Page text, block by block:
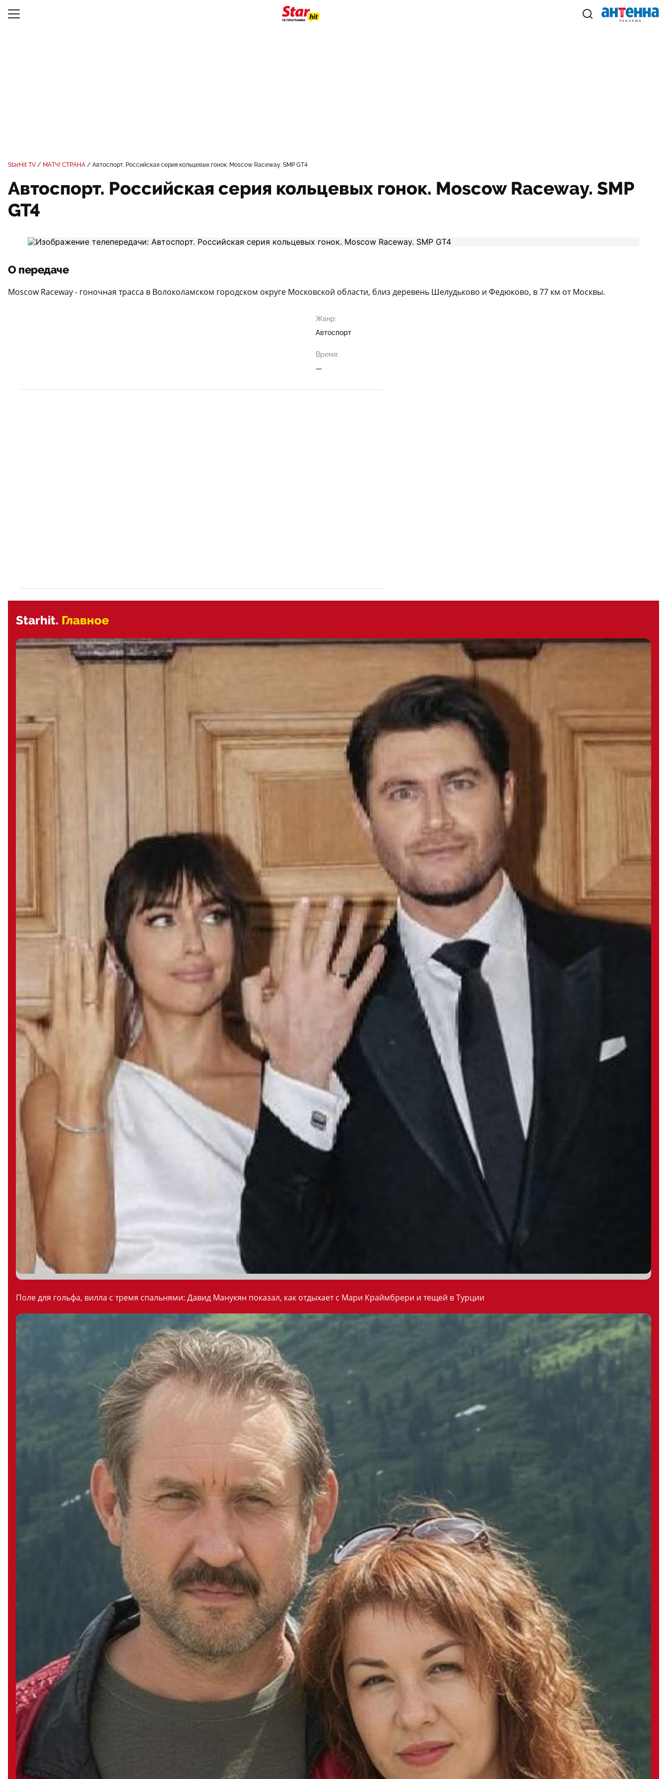
StarHit TV МАТЧ! СТРАНА Автоспорт. Российская серия кольцевых гонок. Moscow Raceway. SMP GT4
Автоспорт. Российская серия кольцевых гонок. Moscow Raceway. SMP
GT4
О передаче
Moscow Raceway - гоночная трасса в Волоколамском городском округе Московской области, близ деревень Шелудьково и Федюково, в 77 км от Москвы.
Жанр:
Автоспорт
Время:
—
Starhit. Главное
Поле для гольфа, вилла с тремя спальнями: Давид Манукян показал, как отдыхает с Мари Краймбрери и тещей в Турции